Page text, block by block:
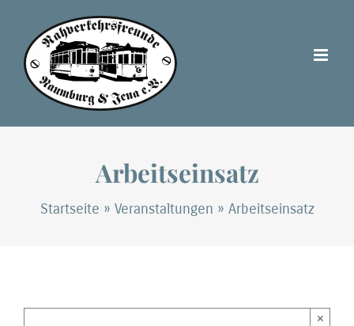
Inhalt
springen
Arbeitseinsatz
Startseite » Veranstaltungen » Arbeitseinsatz
×